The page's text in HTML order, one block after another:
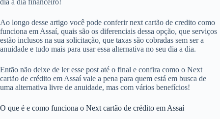
dia a dia financeiro!
Ao longo desse artigo você pode conferir next cartão de credito como
funciona em Assaí, quais são os diferenciais dessa opção, que serviços
estão inclusos na sua solicitação, que taxas são cobradas sem ser a
anuidade e tudo mais para usar essa alternativa no seu dia a dia.
Então não deixe de ler esse post até o final e confira como o Next
cartão de crédito em Assaí vale a pena para quem está em busca de
uma alternativa livre de anuidade, mas com vários benefícios!
O que é e como funciona o Next cartão de crédito em Assaí